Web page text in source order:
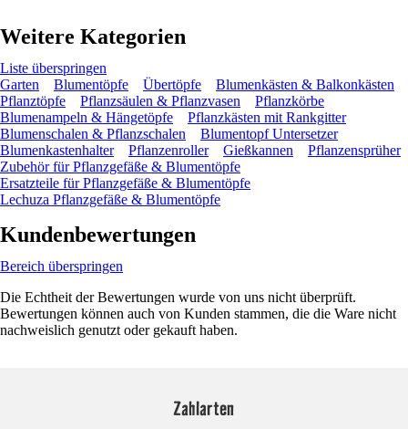
Weitere Kategorien
Liste überspringen
Garten
Blumentöpfe Übertöpfe
Blumenkästen & Balkonkästen
Pflanztöpfe
Pflanzsäulen & Pflanzvasen
Pflanzkörbe
Blumenampeln & Hängetöpfe
Pflanzkästen mit Rankgitter
Blumenschalen & Pflanzschalen
Blumentopf Untersetzer
Blumenkastenhalter
Pflanzenroller Gießkannen
Pflanzensprüher
Zubehör für Pflanzgefäße & Blumentöpfe
Ersatzteile für Pflanzgefäße & Blumentöpfe
Lechuza Pflanzgefäße & Blumentöpfe
Kundenbewertungen
Bereich überspringen
Die Echtheit der Bewertungen wurde von uns nicht überprüft.
Bewertungen können auch von Kunden stammen, die die Ware nicht
nachweislich genutzt oder gekauft haben.
Zahlarten